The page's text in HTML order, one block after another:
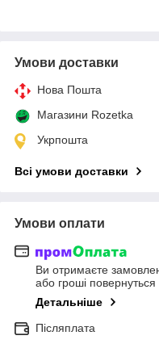
Умови доставки
Нова Пошта
Магазини Rozetka
Укрпошта
Всі умови доставки
Умови оплати
Ви отримаєте
або гроші
Детальніше
Післяплата